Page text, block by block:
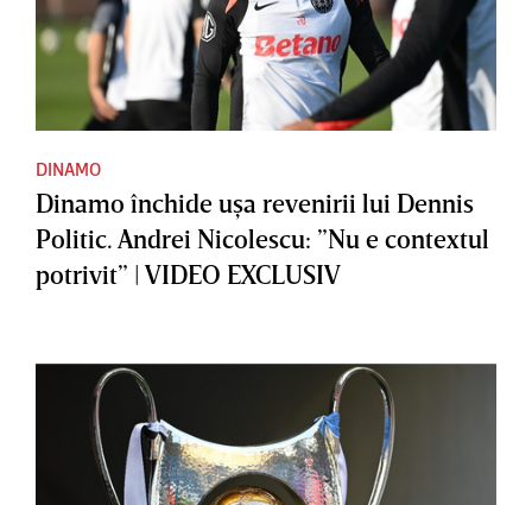
DINAMO
Dinamo închide uşa revenirii lui Dennis
Politic. Andrei Nicolescu: ”Nu e contextul
potrivit” | VIDEO EXCLUSIV